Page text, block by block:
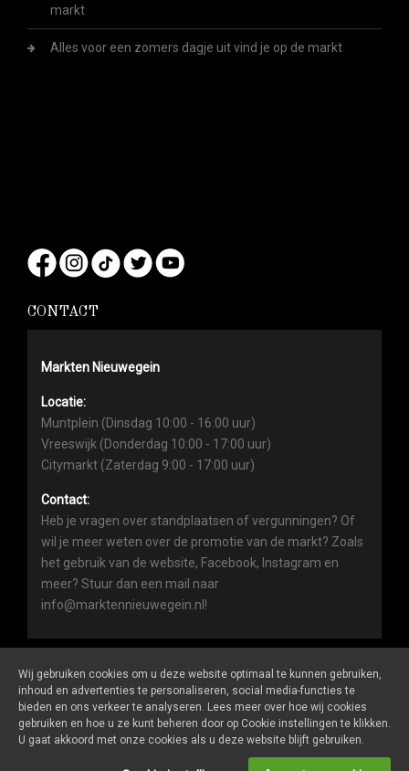
markt
Alles voor een zomers dagje uit vind je op de markt
CONTACT
Markten Nieuwegein
Locatie:
Muntplein (Dinsdag 10:00 - 16:00 uur)
Vreeswijk (Donderdag 10:00 - 17:00 uur)
Citymarkt (Zaterdag 9:00 - 17:00 uur)
Contact:
Heb je vragen over standplaatsen of vergunningen? Of
wil je meer weten over de promotie van de markt? Zoals
het gebruik van de website, Facebook, Instagram en
meer? Stuur dan een mail naar
info@marktennieuwegein.nl!
Marktennieuwegein.nlis een website van De Markt Online
ALGEMENE VOORWAARDEN
ONDERNEMERS LOGIN
Wij gebruiken cookies om u deze website optimaal te kunnen gebruiken,
inhoud en advertenties te personaliseren, social media-functies te
bieden en ons verkeer te analyseren. Lees meer over hoe wij cookies
gebruiken en hoe u ze kunt beheren door op Cookie instellingen te klikken.
U gaat akkoord met onze cookies als u deze website blijft gebruiken.